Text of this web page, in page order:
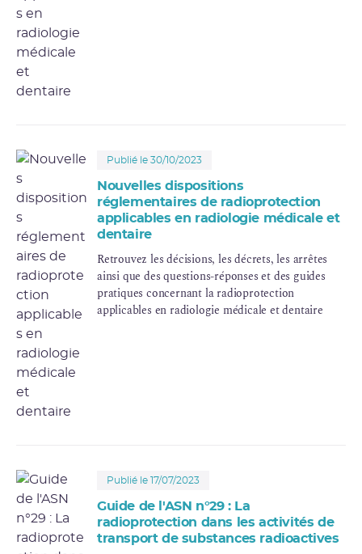
Publié le 30/10/2023
Nouvelles dispositions
réglementaires de radioprotection
applicables en radiologie médicale et
dentaire
Retrouvez les décisions, les décrets, les arrêtes
ainsi que des questions-réponses et des guides
pratiques concernant la radioprotection
applicables en radiologie médicale et dentaire
Publié le 17/07/2023
Guide de l'ASN n°29 : La
radioprotection dans les activités de
transport de substances radioactives